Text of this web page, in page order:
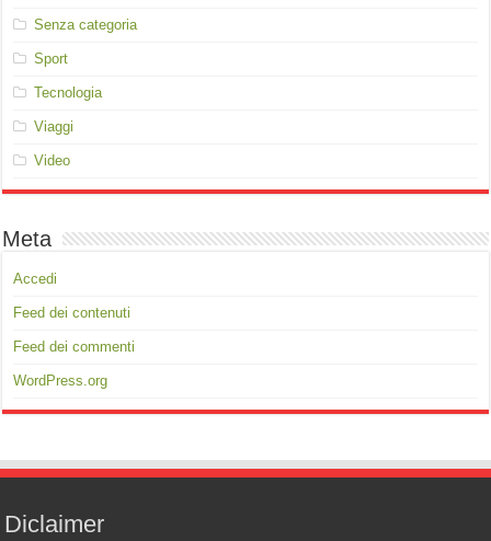
Senza categoria
Sport
Tecnologia
Viaggi
Video
Meta
Accedi
Feed dei contenuti
Feed dei commenti
WordPress.org
Diclaimer